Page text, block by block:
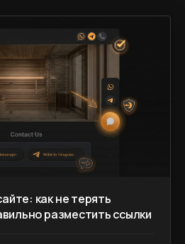
как не терять
разместить ссылки